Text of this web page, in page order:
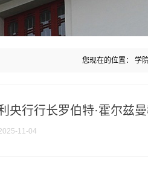
您现在的位置： 学
央行行长罗伯特·霍尔兹
11-04